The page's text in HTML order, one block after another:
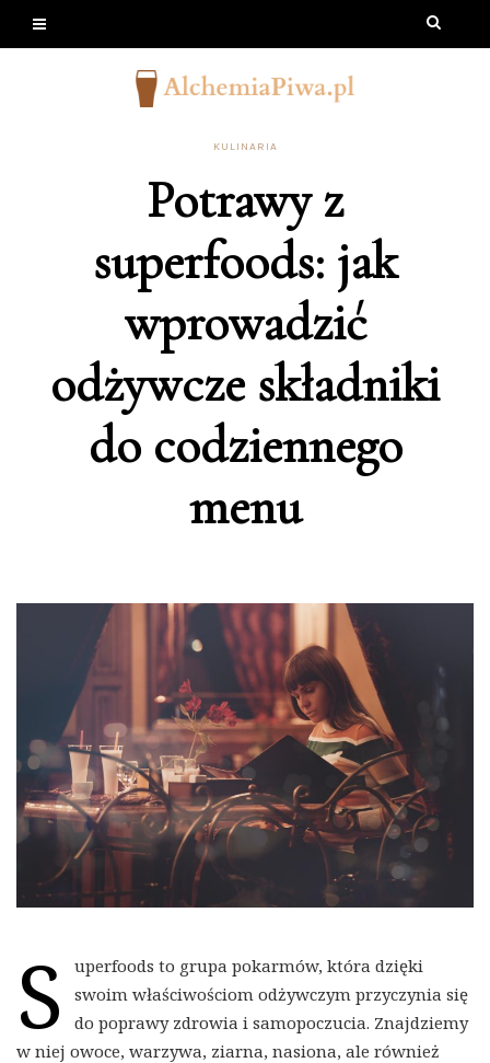
KULINARIA
Potrawy z
superfoods: jak
wprowadzić
odżywcze składniki
do codziennego
menu
S
uperfoods to grupa pokarmów, która dzięki
swoim właściwościom odżywczym przyczynia się
do poprawy zdrowia i samopoczucia. Znajdziemy
w niej owoce, warzywa, ziarna, nasiona, ale również